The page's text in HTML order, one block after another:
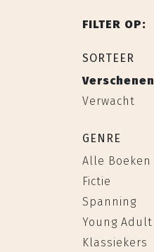
FILTER OP:
SORTEER
Verschenen
Verwacht
GENRE
Alle Boeken
Fictie
Spanning
Young Adult
Klassiekers